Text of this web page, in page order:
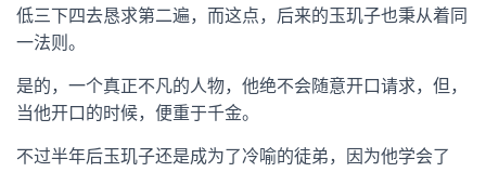
低三下四去恳求第二遍，而这点，后来的玉玑子也秉从着同
一法则。
是的，一个真正不凡的人物，他绝不会随意开口请求，但，
当他开口的时候，便重于千金。
不过半年后玉玑子还是成为了冷喻的徒弟，因为他学会了